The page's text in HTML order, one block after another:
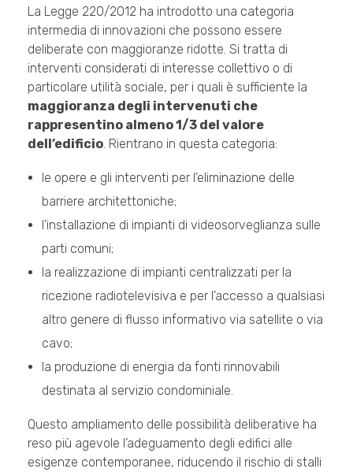
La Legge 220/2012 ha introdotto una categoria
intermedia di innovazioni che possono essere
deliberate con maggioranze ridotte. Si tratta di
interventi considerati di interesse collettivo o di
particolare utilità sociale, per i quali è sufficiente la
maggioranza degli intervenuti che
rappresentino almeno 1/3 del valore
dell’edificio . Rientrano in questa categoria:
le opere e gli interventi per l’eliminazione delle
barriere architettoniche;
l’installazione di impianti di videosorveglianza sulle
parti comuni;
la realizzazione di impianti centralizzati per la
ricezione radiotelevisiva e per l’accesso a qualsiasi
altro genere di flusso informativo via satellite o via
cavo;
la produzione di energia da fonti rinnovabili
destinata al servizio condominiale.
Questo ampliamento delle possibilità deliberative ha
reso più agevole l’adeguamento degli edifici alle
esigenze contemporanee, riducendo il rischio di stalli